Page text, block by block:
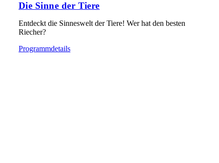
Die Sinne der Tiere
Entdeckt die Sinneswelt der Tiere! Wer hat den besten
Riecher?
Programmdetails